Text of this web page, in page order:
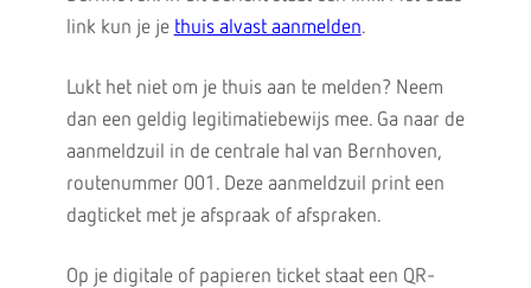
link kun je je thuis alvast aanmelden.
Lukt het niet om je thuis aan te melden? Neem
dan een geldig legitimatiebewijs mee. Ga naar de
aanmeldzuil in de centrale hal van Bernhoven,
routenummer 001. Deze aanmeldzuil print een
dagticket met je afspraak of afspraken.
Op je digitale of papieren ticket staat een QR-